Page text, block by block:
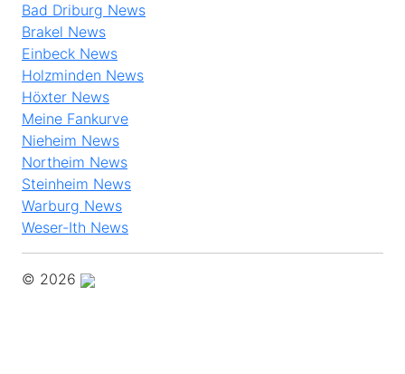
Bad Driburg News
Brakel News
Einbeck News
Holzminden News
Höxter News
Meine Fankurve
Nieheim News
Northeim News
Steinheim News
Warburg News
Weser-Ith News
© 2026